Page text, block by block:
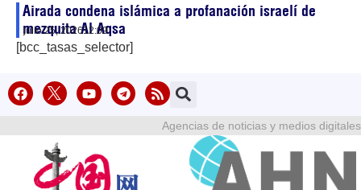
Airada condena islámica a profanación israelí de
mezquita Al Aqsa
julio 25, 202612:09
[bcc_tasas_selector]
Agencias de noticias y medios digitales